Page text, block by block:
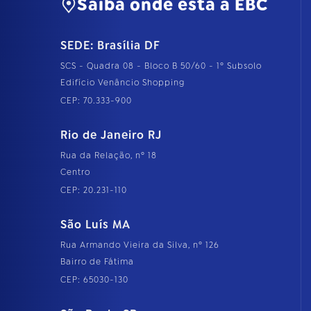
Saiba onde está a EBC
SEDE: Brasília DF
SCS - Quadra 08 - Bloco B 50/60 - 1º Subsolo
Edifício Venâncio Shopping
CEP: 70.333-900
Rio de Janeiro RJ
Rua da Relação, nº 18
Centro
CEP: 20.231-110
São Luís MA
Rua Armando Vieira da Silva, nº 126
Bairro de Fátima
CEP: 65030-130